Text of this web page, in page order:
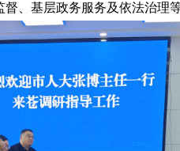
、基层政务服务及依法治理